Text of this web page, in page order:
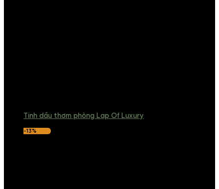
Tinh dầu thơm phòng Lap Of Luxury
-13%